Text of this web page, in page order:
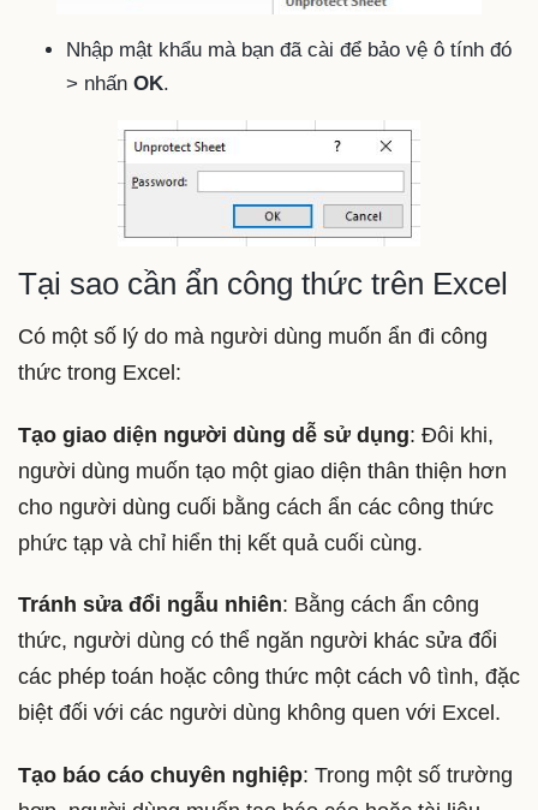
Nhập mật khẩu mà bạn đã cài để bảo vệ ô tính đó
> nhấn OK.
Tại sao cần ẩn công thức trên Excel
Có một số lý do mà người dùng muốn ẩn đi công
thức trong Excel:
Tạo giao diện người dùng dễ sử dụng: Đôi khi,
người dùng muốn tạo một giao diện thân thiện hơn
cho người dùng cuối bằng cách ẩn các công thức
phức tạp và chỉ hiển thị kết quả cuối cùng.
Tránh sửa đổi ngẫu nhiên: Bằng cách ẩn công
thức, người dùng có thể ngăn người khác sửa đổi
các phép toán hoặc công thức một cách vô tình, đặc
biệt đối với các người dùng không quen với Excel.
Tạo báo cáo chuyên nghiệp: Trong một số trường